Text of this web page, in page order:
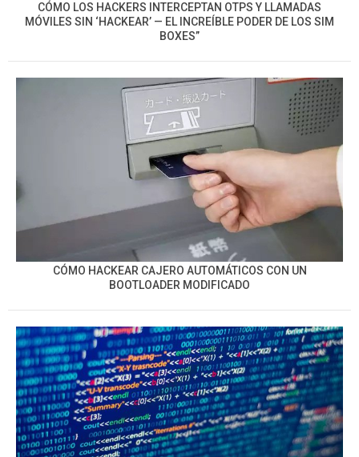
CÓMO LOS HACKERS INTERCEPTAN OTPS Y LLAMADAS
MÓVILES SIN ‘HACKEAR’ — EL INCREÍBLE PODER DE LOS SIM
BOXES”
CÓMO HACKEAR CAJERO AUTOMÁTICOS CON UN
BOOTLOADER MODIFICADO